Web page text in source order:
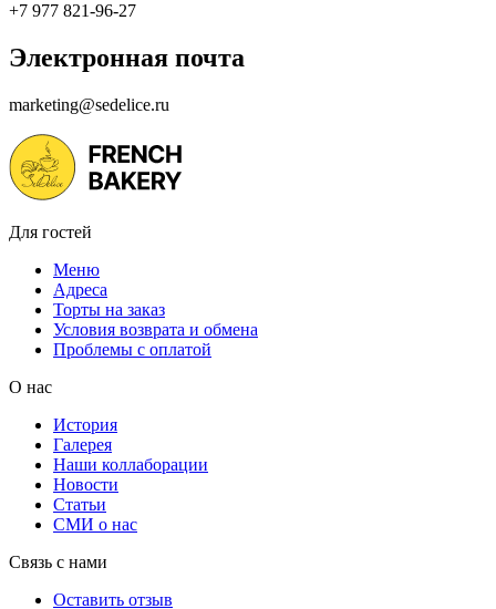
+7 977 821-96-27
Электронная почта
marketing@sedelice.ru
Для гостей
Меню
Адреса
Торты на заказ
Условия возврата и обмена
Проблемы с оплатой
О нас
История
Галерея
Наши коллаборации
Новости
Статьи
СМИ о нас
Связь с нами
Оставить отзыв